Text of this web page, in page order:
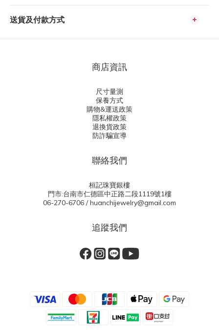
送貨及付款方式
商店資訊
尺寸量測
保養方式
購物&運送政策
隱私權政策
退換貨政策
防詐騙宣導
聯絡我們
桓記珠寶銀樓
門市:台南市仁德區中正路二段1119號1樓
06-270-6706 / huanchijewelry@gmail.com
追蹤我們